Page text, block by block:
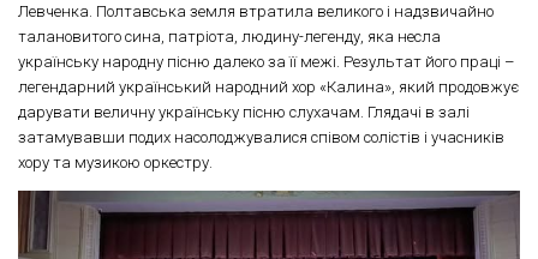
Левченка. Полтавська земля втратила великого і надзвичайно
талановитого сина, патріота, людину-легенду, яка несла
українську народну пісню далеко за її межі. Результат його праці –
легендарний український народний хор «Калина», який продовжує
дарувати величну українську пісню слухачам. Глядачі в залі
затамувавши подих насолоджувалися співом солістів і учасників
хору та музикою оркестру.